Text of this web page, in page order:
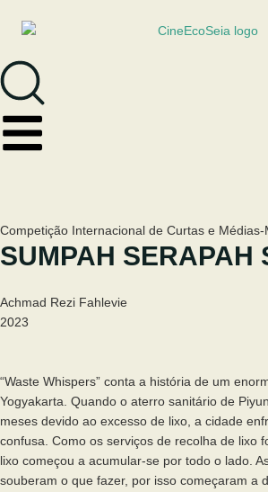
Competição Internacional de Curtas e
SUMPAH SERAPAH
Achmad Rezi Fahlevie
2023
“Waste Whispers” conta a história de um
Yogyakarta. Quando o aterro sanitário de
meses devido ao excesso de lixo, a cidade
confusa. Como os serviços de recolha de lixo
lixo começou a acumular-se por todo o lado.
souberam o que fazer, por isso começaram a